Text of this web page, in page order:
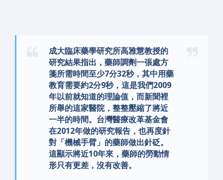
成大臨床藥學研究所高雅慧教授的
研究結果指出，藥師調劑一張處方
箋所需時間至少7分32秒，其中用藥
教育需要約2分9秒，這是我們2009
年以前就知道的理論值，而新聞裡
所舉的這家醫院，整整壓縮了將近
一半的時間。台灣醫療改革基金會
在2012年做的研究報告，也再度針
對「機械手臂」的藥師做出針砭。
這顯示將近10年來，藥師的勞動情
形只有更差，沒有改善。